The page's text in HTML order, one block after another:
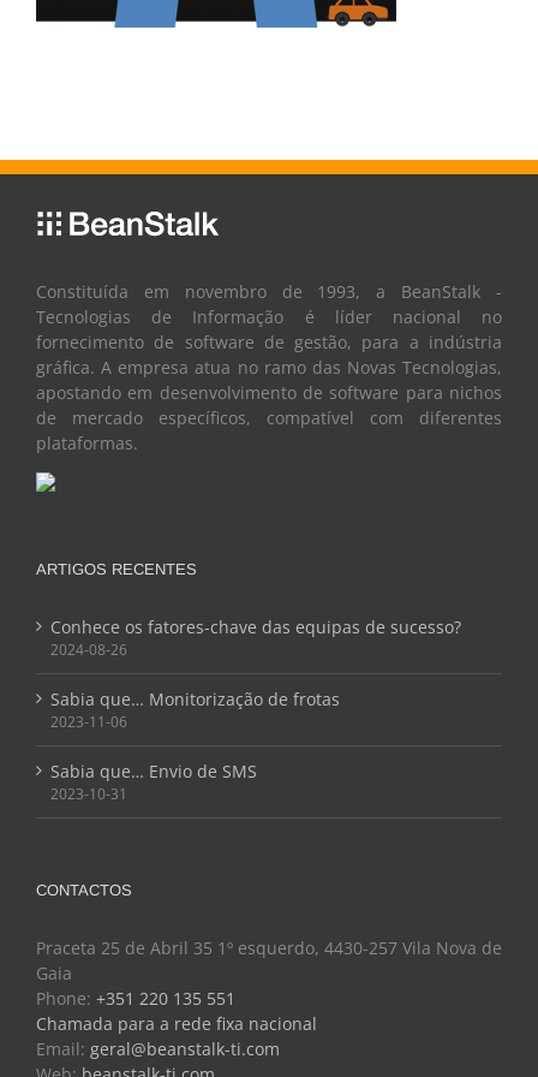
Constituída em novembro de 1993, a BeanStalk -
Tecnologias de Informação é líder nacional no
fornecimento de software de gestão, para a indústria
gráfica. A empresa atua no ramo das Novas Tecnologias,
apostando em desenvolvimento de software para nichos
de mercado específicos, compatível com diferentes
plataformas.
ARTIGOS RECENTES
Conhece os fatores-chave das equipas de sucesso?
2024-08-26
Sabia que… Monitorização de frotas
2023-11-06
Sabia que… Envio de SMS
2023-10-31
CONTACTOS
Praceta 25 de Abril 35 1º esquerdo, 4430-257 Vila Nova de
Gaia
Phone: +351 220 135 551
Chamada para a rede fixa nacional
Email: geral@beanstalk-ti.com